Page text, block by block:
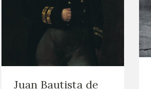
Juan Bautista de